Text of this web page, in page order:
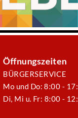
Öffnungszeiten
BÜRGERSERVICE
Mo und Do: 8:00 -
Di, Mi u. Fr: 8:00 -